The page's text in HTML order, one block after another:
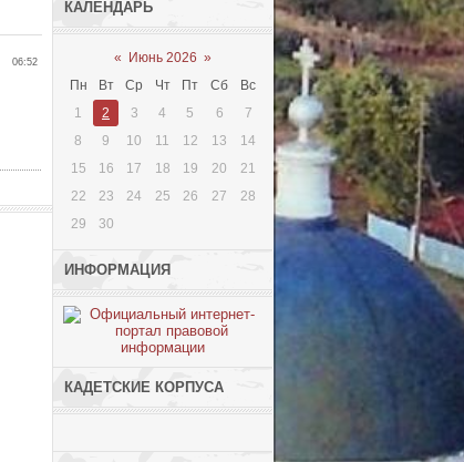
06:52
КАЛЕНДАРЬ
« Июнь 2026 »
Пн
Вт Ср Чт Пт Сб
Вс
1
2 3 4 5 6
7
8
9 10 11 12 13
14
15
16 17 18 19 20
21
22
23 24 25 26 27
28
29
30
ИНФОРМАЦИЯ
КАДЕТСКИЕ КОРПУСА